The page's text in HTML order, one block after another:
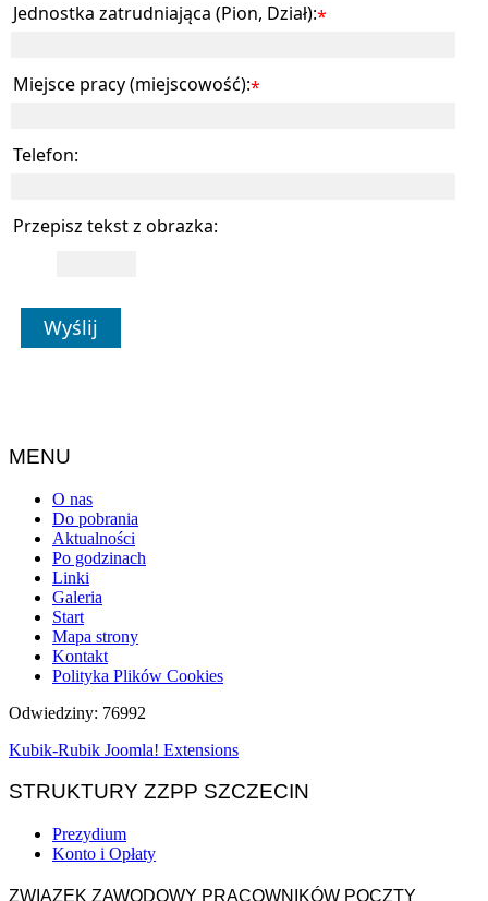
Jednostka zatrudniająca (Pion, Dział):*
Miejsce pracy (miejscowość):*
Telefon:
Przepisz tekst z obrazka:
Wyślij
MENU
O nas
Do pobrania
Aktualności
Po godzinach
Linki
Galeria
Start
Mapa strony
Kontakt
Polityka Plików Cookies
Odwiedziny: 76992
Kubik-Rubik Joomla! Extensions
STRUKTURY ZZPP SZCZECIN
Prezydium
Konto i Opłaty
ZWIĄZEK ZAWODOWY PRACOWNIKÓW POCZTY